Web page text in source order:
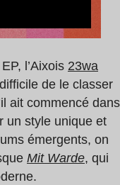
l’Aixois 23wa
de le classer
ait commencé dans
un style unique et
émergents, on
Mit Warde, qui